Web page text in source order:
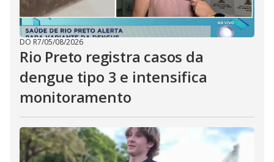
DO R7/05/08/2026
Rio Preto registra casos da
dengue tipo 3 e intensifica
monitoramento